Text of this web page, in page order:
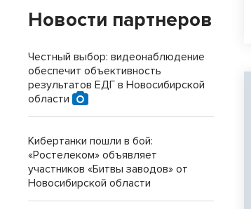
Новости партнеров
Честный выбор: видеонаблюдение
обеспечит объективность
результатов ЕДГ в Новосибирской
области
Кибертанки пошли в бой:
«Ростелеком» объявляет
участников «Битвы заводов» от
Новосибирской области